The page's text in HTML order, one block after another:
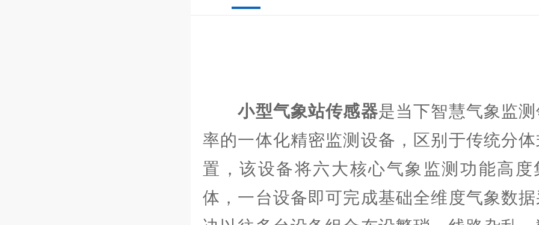
小型气象站传感器是当下智慧气象监
率的一体化精密监测设备，区别于传统分
置，该设备将六大核心气象监测功能高度
体，一台设备即可完成基础全维度气象数